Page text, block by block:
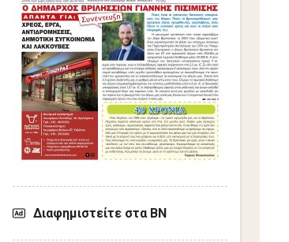
Διαφημιστείτε στα ΒΝ